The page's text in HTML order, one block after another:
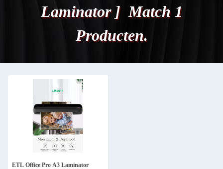
Laminator ] Match 1
Producten.
ETL Office Pro A3 Laminator